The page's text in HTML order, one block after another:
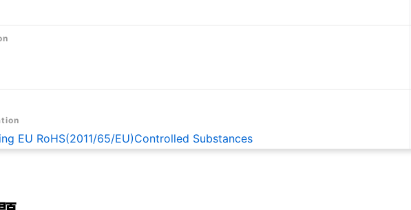
EU RoHS(2011/65/EU)Controlled Substances